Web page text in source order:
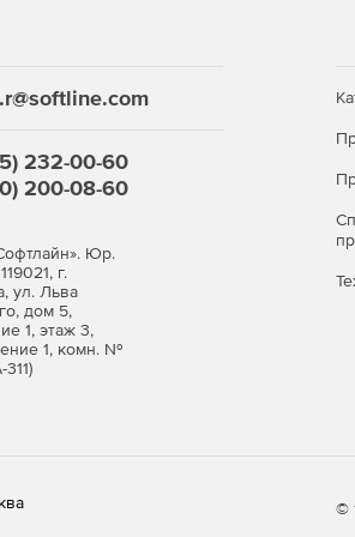
232-00-60
200-08-60
Юр.
г.
ул. Льва
дом 5,
1, этаж 3,
1, комн. №
©